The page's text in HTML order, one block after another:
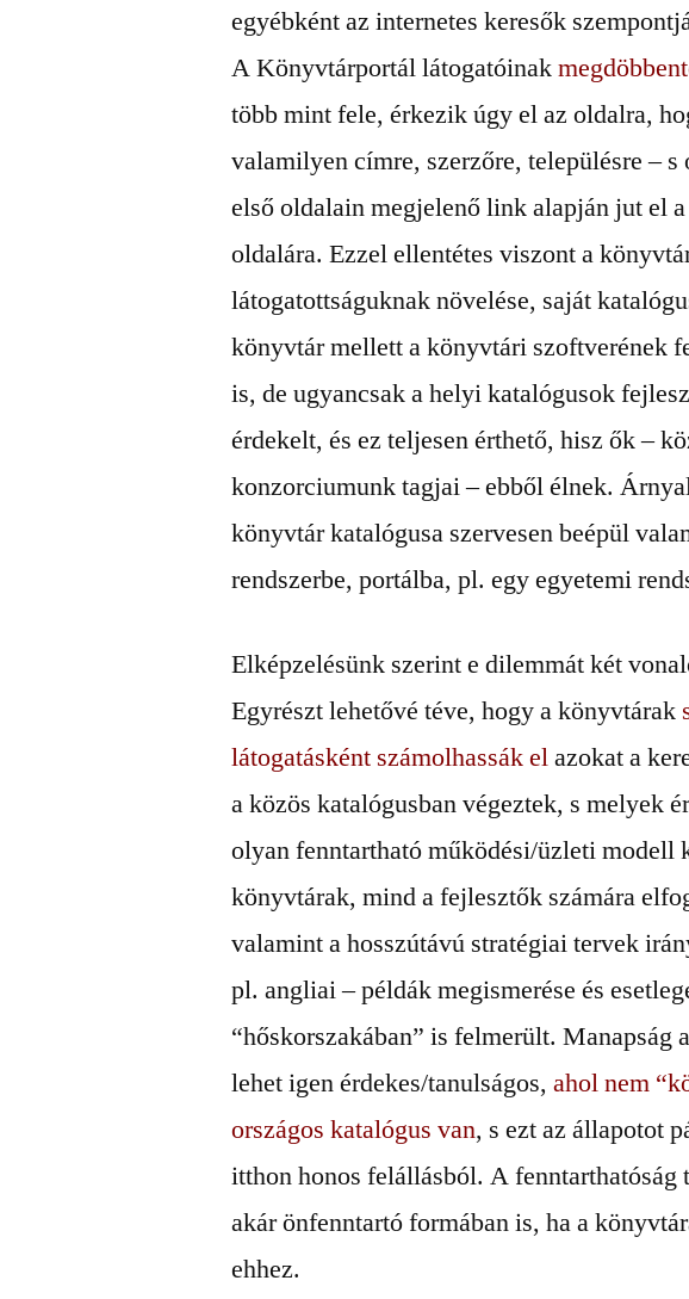
egyébként az internetes keresők
A Könyvtárportál látogatóinak
több mint fele, érkezik úgy el az oldalra,
valamilyen címre, szerzőre, településre –
első oldalain megjelenő link alapján jut el
oldalára. Ezzel ellentétes viszont a
látogatottságuknak növelése, saját
könyvtár mellett a könyvtári szoftverének
is, de ugyancsak a helyi katalógusok
érdekelt, és ez teljesen érthető, hisz ők –
konzorciumunk tagjai – ebből élnek.
könyvtár katalógusa szervesen beépül
rendszerbe, portálba, pl. egy egyetemi
Elképzelésünk szerint e dilemmát két
Egyrészt lehetővé téve, hogy a könyvtárak
látogatásként számolhassák elazokat a
a közös katalógusban végeztek, s melyek
olyan fenntartható működési/üzleti modell
könyvtárak, mind a fejlesztők számára
valamint a hosszútávú stratégiai tervek
pl. angliai – példák megismerése és
“hőskorszakában” is felmerült. Manapság
lehet igen érdekes/tanulságos,ahol nem
országos katalógus van, s ezt az állapotot
itthon honos felállásból. A fenntarthatóság
akár önfenntartó formában is, ha a
ehhez.